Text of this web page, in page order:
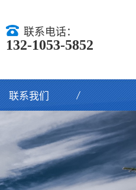
联系电话：
132-1053-5852
联系我们